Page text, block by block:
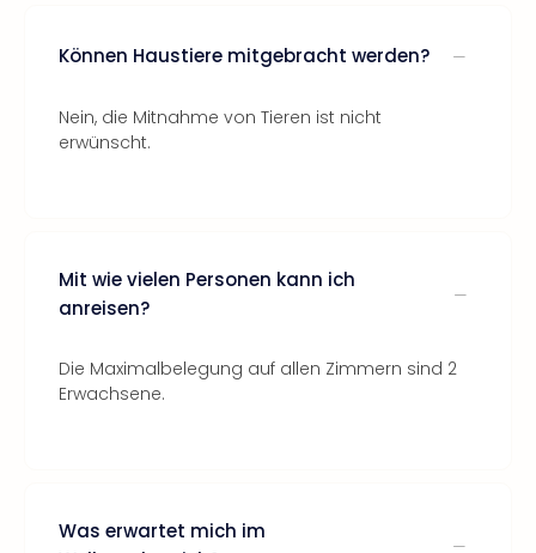
Können Haustiere mitgebracht werden?
Nein, die Mitnahme von Tieren ist nicht
erwünscht.
Mit wie vielen Personen kann ich
anreisen?
Die Maximalbelegung auf allen Zimmern sind 2
Erwachsene.
Was erwartet mich im